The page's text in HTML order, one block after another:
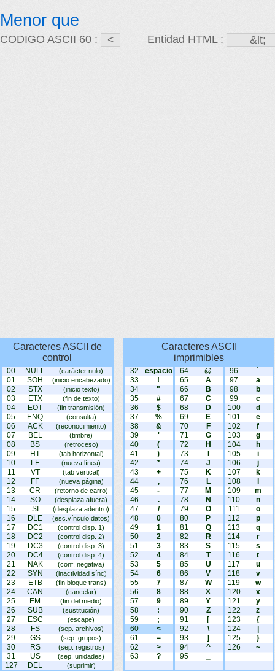
Menor que
CODIGO ASCII 60 : Entidad HTML :
Caracteres ASCII de
control
00 NULL (carácter nulo)
01 SOH (inicio encabezado)
02 STX (inicio texto)
03 ETX (fin de texto)
04 EOT (fin transmisión)
05 ENQ (consulta)
06 ACK (reconocimiento)
07 BEL (timbre)
08 BS (retroceso)
09 HT (tab horizontal)
10 LF (nueva línea)
11 VT (tab vertical)
12 FF (nueva página)
13 CR (retorno de carro)
14 SO (desplaza afuera)
15 SI (desplaza adentro)
16 DLE (esc.vínculo datos)
17 DC1 (control disp. 1)
18 DC2 (control disp. 2)
19 DC3 (control disp. 3)
20 DC4 (control disp. 4)
21 NAK (conf. negativa)
22 SYN (inactividad sínc)
23 ETB (fin bloque trans)
24 CAN (cancelar)
25 EM (fin del medio)
26 SUB (sustitución)
27 ESC (escape)
28 FS (sep. archivos)
29 GS (sep. grupos)
30 RS (sep. registros)
31 US (sep. unidades)
127 DEL (suprimir)
Caracteres ASCII
imprimibles
32
espacio
33
!
34
"
35
#
36
$
37
%
38
&
39
'
40
(
41
)
42
*
43
+
44
,
45
-
46
.
47
/
48
0
49
1
50
2
51
3
52
4
53
5
54
6
55
7
56
8
57
9
58
:
59
;
60
<
61
=
62
>
63
?
64
@
65
A
66
B
67
C
68
D
69
E
70
F
71
G
72
H
73
74
J
75
K
76
L
77
M
78
N
79
O
80
P
81
Q
82
R
83
S
84
T
85
U
86
V
87
W
88
X
89
Y
90
Z
91
[
92
\
93
]
94
^
95
96
`
97
a
98
b
99
c
100
d
101
e
102
f
103
g
104
h
105
i
106
j
107
k
108
109
m
110
n
111
o
112
p
113
q
114
r
115
s
116
t
117
u
118
v
119
w
120
x
121
y
122
z
123
{
124
125
}
126
~